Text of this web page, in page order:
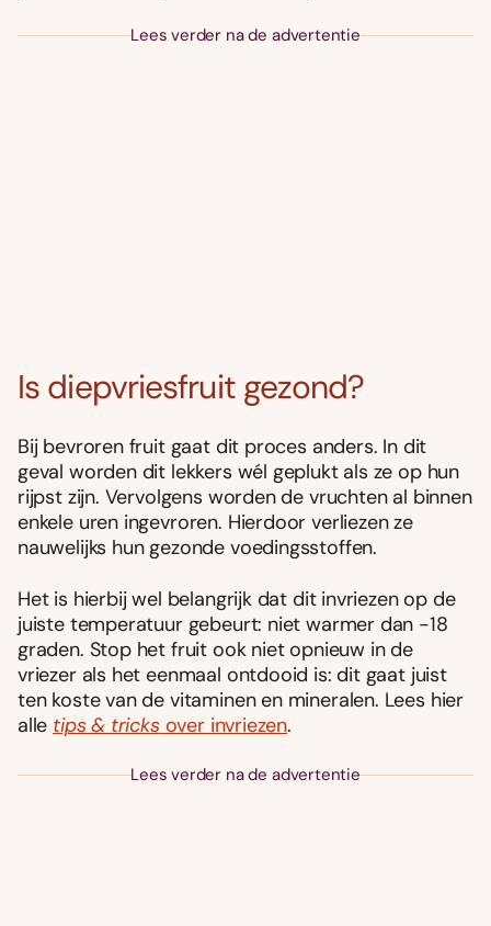
Lees verder na de advertentie
Is diepvriesfruit gezond?
Bij bevroren fruit gaat dit proces anders. In dit
geval worden dit lekkers wél geplukt als ze op hun
rijpst zijn. Vervolgens worden de vruchten al binnen
enkele uren ingevroren. Hierdoor verliezen ze
nauwelijks hun gezonde voedingsstoffen.
Het is hierbij wel belangrijk dat dit invriezen op de
juiste temperatuur gebeurt: niet warmer dan -18
graden. Stop het fruit ook niet opnieuw in de
vriezer als het eenmaal ontdooid is: dit gaat juist
ten koste van de vitaminen en mineralen. Lees hier
alle tips & tricks over invriezen.
Lees verder na de advertentie